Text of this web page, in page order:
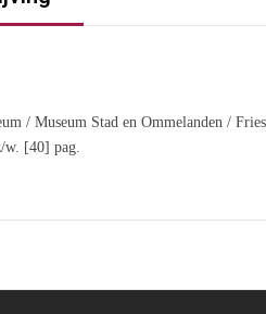
/ Museum Stad en Ommelanden /
w. [40] pag.